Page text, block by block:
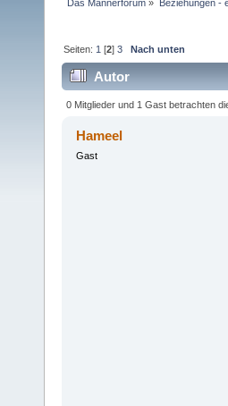
Das Männerforum » Beziehungen -
Seiten: 1 [2]3 Nach unten
Autor
0 Mitglieder und 1 Gast betrachten
Hameel
Gast